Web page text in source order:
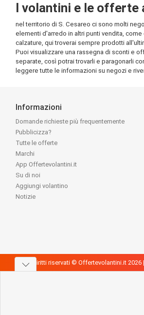
I volantini e le offerte
nel territorio di S. Cesareo ci sono molti
elementi d'arredo in altri punti vendita,
calzature, qui troverai sempre prodotti
Puoi visualizzare una rassegna di sconti e
separate, così potrai trovarli e paragonarli
leggere tutte le informazioni su negozi e
Informazioni
Domande richieste più frequentemente
Pubblicizza?
Tutte le offerte
Marchi
App Offertevolantini.it
Su di noi
Aggiungi volantino
Notizie
Tutti i diritti riservati © Offertevolantini.it 2026 |